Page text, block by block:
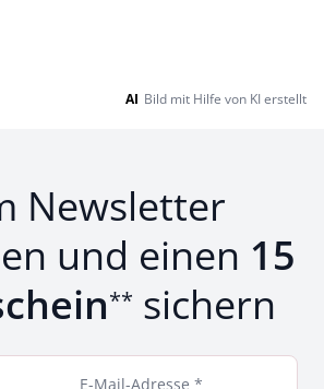
AI Bild mit Hilfe von KI erstellt
Newsletter
und einen 15
** sichern
E-Mail-Adresse *